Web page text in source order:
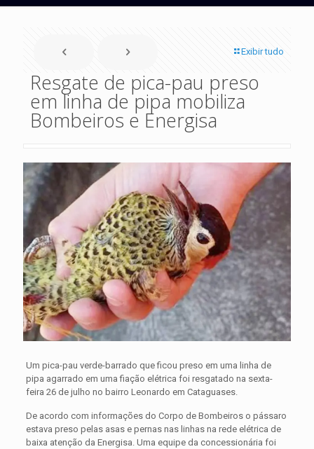
Exibir tudo
Resgate de pica-pau preso
em linha de pipa mobiliza
Bombeiros e Energisa
Um pica-pau verde-barrado que ficou preso em uma linha de
pipa agarrado em uma fiação elétrica foi resgatado na sexta-
feira 26 de julho no bairro Leonardo em Cataguases.
De acordo com informações do Corpo de Bombeiros o pássaro
estava preso pelas asas e pernas nas linhas na rede elétrica de
baixa atenção da Energisa. Uma equipe da concessionária foi